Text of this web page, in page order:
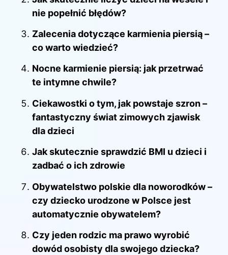
nie popełnić błędów?
Zalecenia dotyczące karmienia piersią –
co warto wiedzieć?
Nocne karmienie piersią: jak przetrwać
te intymne chwile?
Ciekawostki o tym, jak powstaje szron –
fantastyczny świat zimowych zjawisk
dla dzieci
Jak skutecznie sprawdzić BMI u dzieci i
zadbać o ich zdrowie
Obywatelstwo polskie dla noworodków –
czy dziecko urodzone w Polsce jest
automatycznie obywatelem?
Czy jeden rodzic ma prawo wyrobić
dowód osobisty dla swojego dziecka?